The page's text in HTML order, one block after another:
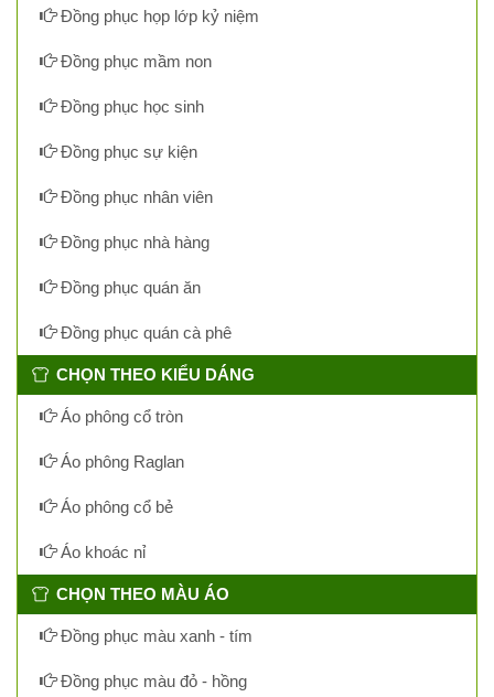
Đồng phục họp lớp kỷ niệm
Đồng phục mầm non
Đồng phục học sinh
Đồng phục sự kiện
Đồng phục nhân viên
Đồng phục nhà hàng
Đồng phục quán ăn
Đồng phục quán cà phê
CHỌN THEO KIỂU DÁNG
Áo phông cổ tròn
Áo phông Raglan
Áo phông cổ bẻ
Áo khoác nỉ
CHỌN THEO MÀU ÁO
Đồng phục màu xanh - tím
Đồng phục màu đỏ - hồng